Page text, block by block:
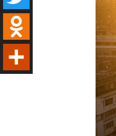
Twitter
Odnoklassniki